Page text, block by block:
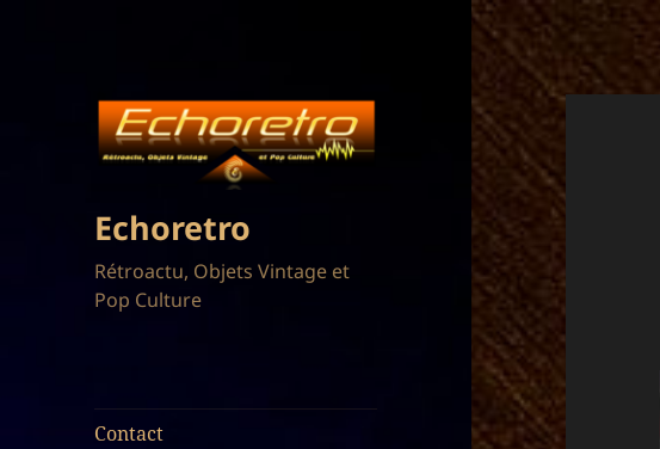
Echoretro
Rétroactu, Objets Vintage et
Pop Culture
Contact